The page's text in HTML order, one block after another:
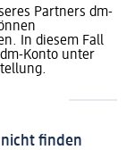
Partners dm-
In diesem Fall
Konto unter
finden